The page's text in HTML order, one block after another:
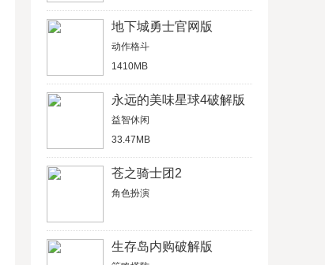
地下城勇士官网版
动作格斗
1410MB
永远的美味星球4破解版
益智休闲
33.47MB
苍之骑士团2
角色扮演
生存岛内购破解版